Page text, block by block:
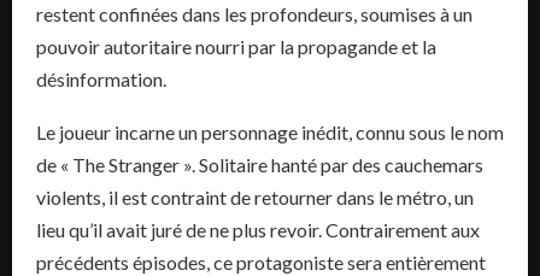
restent confinées dans les profondeurs, soumises à un
pouvoir autoritaire nourri par la propagande et la
désinformation.
Le joueur incarne un personnage inédit, connu sous le nom
de « The Stranger ». Solitaire hanté par des cauchemars
violents, il est contraint de retourner dans le métro, un
lieu qu’il avait juré de ne plus revoir. Contrairement aux
précédents épisodes, ce protagoniste sera entièrement